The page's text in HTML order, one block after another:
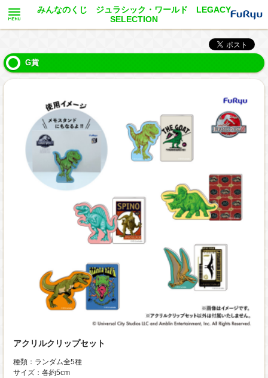
みんなのくじ ジュラシック・ワールド LEGACY
SELECTION
G賞
アクリルクリップセット
種類：ランダム全5種
サイズ：各約5cm